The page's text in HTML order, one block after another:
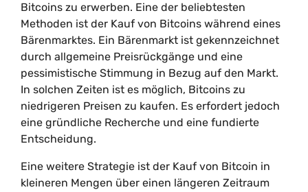
Bitcoins zu erwerben. Eine der beliebtesten
Methoden ist der Kauf von Bitcoins während eines
Bärenmarktes. Ein Bärenmarkt ist gekennzeichnet
durch allgemeine Preisrückgänge und eine
pessimistische Stimmung in Bezug auf den Markt.
In solchen Zeiten ist es möglich, Bitcoins zu
niedrigeren Preisen zu kaufen. Es erfordert jedoch
eine gründliche Recherche und eine fundierte
Entscheidung.
Eine weitere Strategie ist der Kauf von Bitcoin in
kleineren Mengen über einen längeren Zeitraum